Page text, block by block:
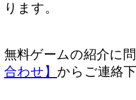
ります。
無料ゲームの紹介に
合わせ】 からご連絡下